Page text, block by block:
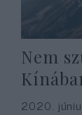
Nem
2020.